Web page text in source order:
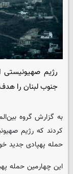
رژیم صهیونیستی
جنوب لبنان را
به گزارش گروه
کردند که رژیم
حمله پهپادی جدید
این چهارمین حمله